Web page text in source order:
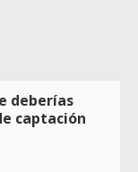
deberías
captación